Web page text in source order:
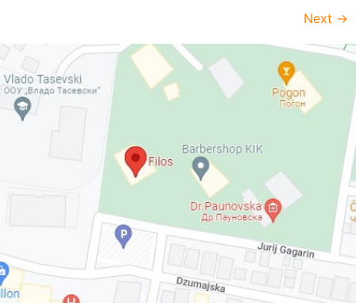
Next →